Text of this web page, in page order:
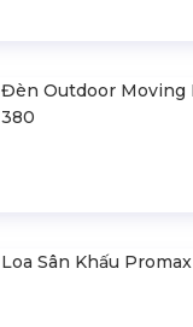
Đèn Outdoor Moving
380
Loa Sân Khấu